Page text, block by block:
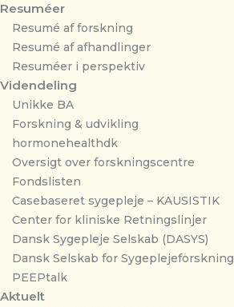
Resuméer
Resumé af forskning
Resumé af afhandlinger
Resuméer i perspektiv
Videndeling
Unikke BA
Forskning & udvikling
hormonehealthdk
Oversigt over forskningscentre
Fondslisten
Casebaseret sygepleje – KAUSISTIK
Center for kliniske Retningslinjer
Dansk Sygepleje Selskab (DASYS)
Dansk Selskab for Sygeplejeforskning
PEEPtalk
Aktuelt